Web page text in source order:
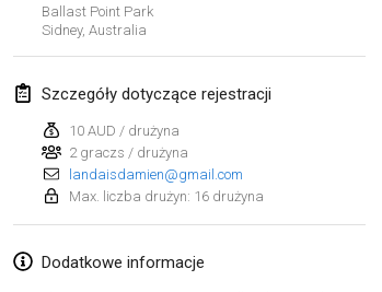
Ballast Point Park
Sidney, Australia
Szczegóły dotyczące rejestracji
10 AUD / drużyna
2 graczs / drużyna
landaisdamien@gmail.com
Max. liczba drużyn: 16 drużyna
Dodatkowe informacje
Open Grégorien
4 lut 2023|Francja
SingeliDuppeli
4 lut 2023| Finlandia